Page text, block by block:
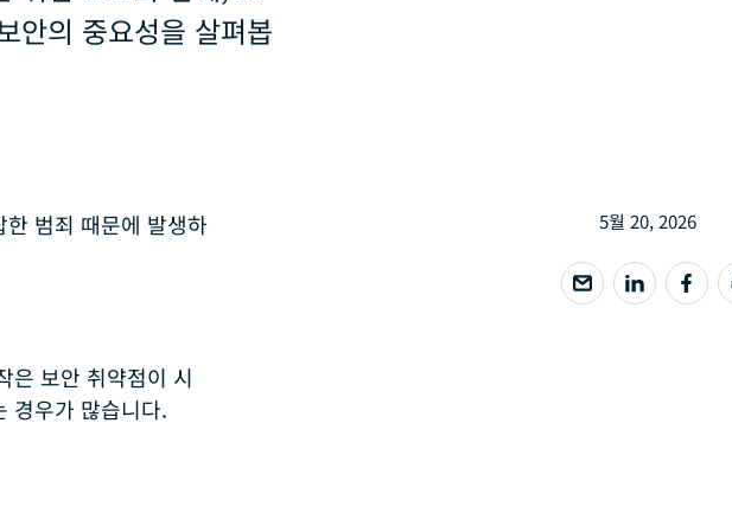
안의 중요성을 살펴봅
범죄 때문에 발생하
은 보안 취약점이 시
경우가 많습니다.
5월 20, 2026